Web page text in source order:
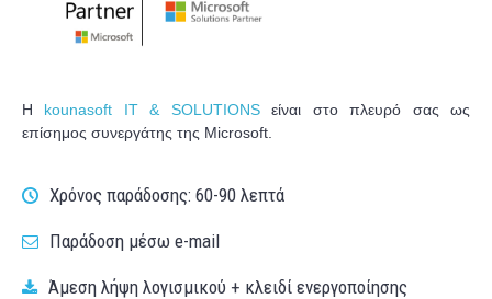
Η kounasoft IT & SOLUTIONSείναι στο πλευρό σας ως
επίσημος συνεργάτης της Microsoft.
Χρόνος παράδοσης: 60-90 λεπτά
Παράδοση μέσω e-mail
Άμεση λήψη λογισμικού + κλειδί ενεργοποίησης